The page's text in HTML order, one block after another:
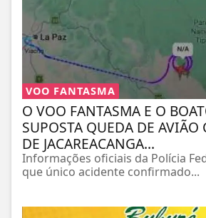
VOO FANTASMA
O VOO FANTASMA E O
SUPOSTA QUEDA DE AVIÃO
DE JACAREACANGA...
Informações oficiais da Polícia
que único acidente confirmado...